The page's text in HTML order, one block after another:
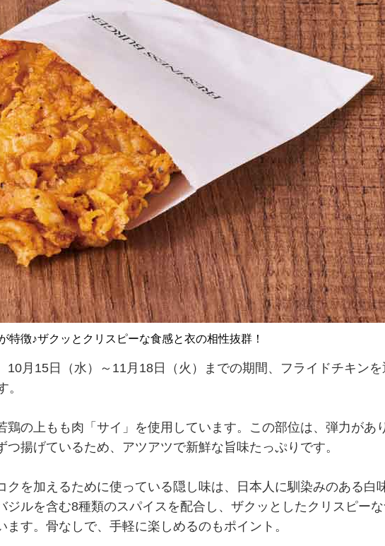
特徴♪ザクッとクリスピーな食感と衣の相性抜群！
月15日（水）～11月18日（火）までの期間、フライドチキンを
。
の上もも肉「サイ」を使用しています。この部位は、弾力があ
揚げているため、アツアツで新鮮な旨味たっぷりです。
を加えるために使っている隠し味は、日本人に馴染みのある白
ルを含む8種類のスパイスを配合し、ザクッとしたクリスピー
す。骨なしで、手軽に楽しめるのもポイント。